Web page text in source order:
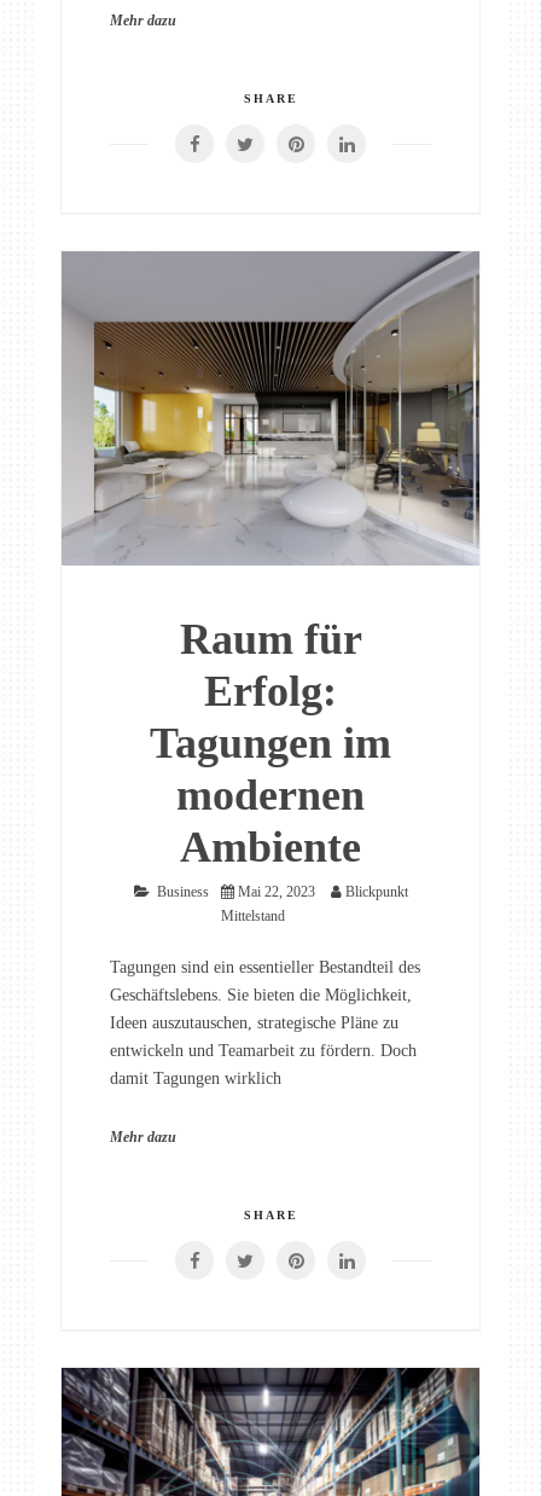
Mehr dazu
SHARE
Raum für
Erfolg:
Tagungen im
modernen
Ambiente
Business Mai 22, 2023
Blickpunkt
Mittelstand
Tagungen sind ein essentieller Bestandteil des
Geschäftslebens. Sie bieten die Möglichkeit,
Ideen auszutauschen, strategische Pläne zu
entwickeln und Teamarbeit zu fördern. Doch
damit Tagungen wirklich
Mehr dazu
SHARE